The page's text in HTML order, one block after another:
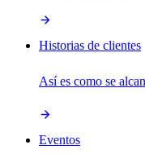
Historias de clientes
Así es como se
Eventos